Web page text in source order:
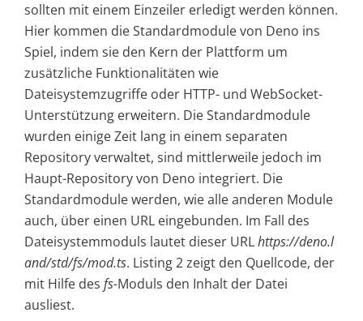
sollten mit einem Einzeiler erledigt werden können.
Hier kommen die Standardmodule von Deno ins
Spiel, indem sie den Kern der Plattform um
zusätzliche Funktionalitäten wie
Dateisystemzugriffe oder HTTP- und WebSocket-
Unterstützung erweitern. Die Standardmodule
wurden einige Zeit lang in einem separaten
Repository verwaltet, sind mittlerweile jedoch im
Haupt-Repository von Deno integriert. Die
Standardmodule werden, wie alle anderen Module
auch, über einen URL eingebunden. Im Fall des
Dateisystemmoduls lautet dieser URLhttps://deno.l
and/std/fs/mod.ts. Listing 2 zeigt den Quellcode, der
mit Hilfe des fs-Moduls den Inhalt der Datei
ausliest.